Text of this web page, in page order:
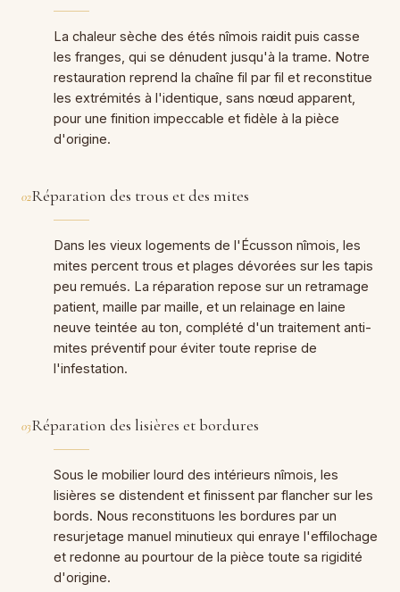
La chaleur sèche des étés nîmois raidit puis casse
les franges, qui se dénudent jusqu'à la trame. Notre
restauration reprend la chaîne fil par fil et reconstitue
les extrémités à l'identique, sans nœud apparent,
pour une finition impeccable et fidèle à la pièce
d'origine.
02Réparation des trous et des mites
Dans les vieux logements de l'Écusson nîmois, les
mites percent trous et plages dévorées sur les tapis
peu remués. La réparation repose sur un retramage
patient, maille par maille, et un relainage en laine
neuve teintée au ton, complété d'un traitement anti-
mites préventif pour éviter toute reprise de
l'infestation.
03Réparation des lisières et bordures
Sous le mobilier lourd des intérieurs nîmois, les
lisières se distendent et finissent par flancher sur les
bords. Nous reconstituons les bordures par un
resurjetage manuel minutieux qui enraye l'effilochage
et redonne au pourtour de la pièce toute sa rigidité
d'origine.